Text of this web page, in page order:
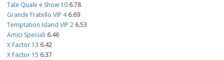
Tale Quale e Show 10 6.78
Grande Fratello VIP 4 6.69
Temptation Island VIP 2 6.53
Amici Speciali 6.46
X Factor 13 6.42
X Factor 15 6.37